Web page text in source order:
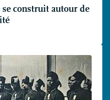
construit autour de